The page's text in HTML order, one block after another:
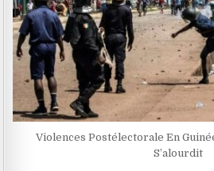
Violences Postélectorale En
S’alourdit